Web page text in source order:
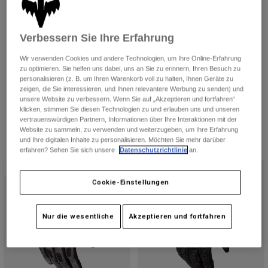
Kurze Hosen
Jacken
Handschuhe
Protektoren
Brillen
Zubehör
Ersatzteile
Hosen
Handschuhe
Jacken
Protektoren
Brillen
Taschen & Zubehör
Spare parts
Hemden
Alle anzeigen
Damen
T-Shirts & Tops
Hoodies und Pullover
Jacken
Hosen
Alle anzeigen
Kinder
Guards
Brillen
Alle anzeigen
Moto
Helme
Guards
ADV-Kollektion ansehen
5 Ergebnisse Filtern und Sortieren
Neu Neu
Verbessern Sie Ihre Erfahrung
Wir verwenden Cookies und andere Technologien, um Ihre Online-Erfahrung
zu optimieren. Sie helfen uns dabei, uns an Sie zu erinnern, Ihren Besuch zu
personalisieren (z. B. um Ihren Warenkorb voll zu halten, Ihnen Geräte zu
zeigen, die Sie interessieren, und Ihnen relevantere Werbung zu senden) und
unsere Website zu verbessern. Wenn Sie auf „Akzeptieren und fortfahren“
klicken, stimmen Sie diesen Technologien zu und erlauben uns und unseren
vertrauenswürdigen Partnern, Informationen über Ihre Interaktionen mit der
Website zu sammeln, zu verwenden und weiterzugeben, um Ihre Erfahrung
und Ihre digitalen Inhalte zu personalisieren. Möchten Sie mehr darüber
erfahren? Sehen Sie sich unsere
Datenschutzrichtlinie an.
Cookie-Einstellungen
Nur die wesentliche Akzeptieren und fortfahren